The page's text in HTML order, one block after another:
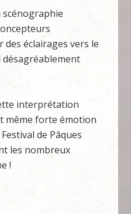
scénographie
éclairages vers le
désagréablement
interprétation
même forte émotion
de Pâques
les nombreux
!